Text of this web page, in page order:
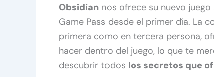
Obsidian nos ofrece su nuevo juego
Game Pass desde el primer día. La
primera como en tercera persona,
hacer dentro del juego, lo que te
descubrir todos los secretos que